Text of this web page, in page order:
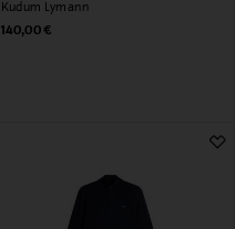
Kudum Lymann
Original Price
140,00 €